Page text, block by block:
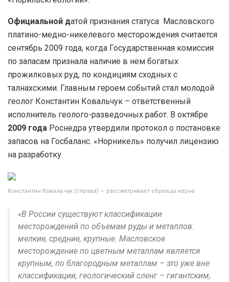
Официальной датой признания статуса Масловского
платино-медно-никелевого месторождения считается
сентябрь 2009 года, когда Государственная комиссия
по запасам признала наличие в нем богатых
прожилковых руд, по кондициям сходных с
талнахскими. Главным героем событий стал молодой
геолог Константин Ковальчук – ответственный
исполнитель геолого-разведочных работ. В октябре
2009 года Роснедра утвердили протокол о постановке
запасов на Госбаланс. «Норникель» получил лицензию
на разработку.
Константин Ковальчук (справа) — рассматривает образцы керна
«В России существуют классификации
месторождений по объемам руды и металлов:
мелкие, средние, крупные. Масловское
месторождение по цветным металлам является
крупным, по благородным металлам – это уже вне
классификации, геологический сленг – гигантским,